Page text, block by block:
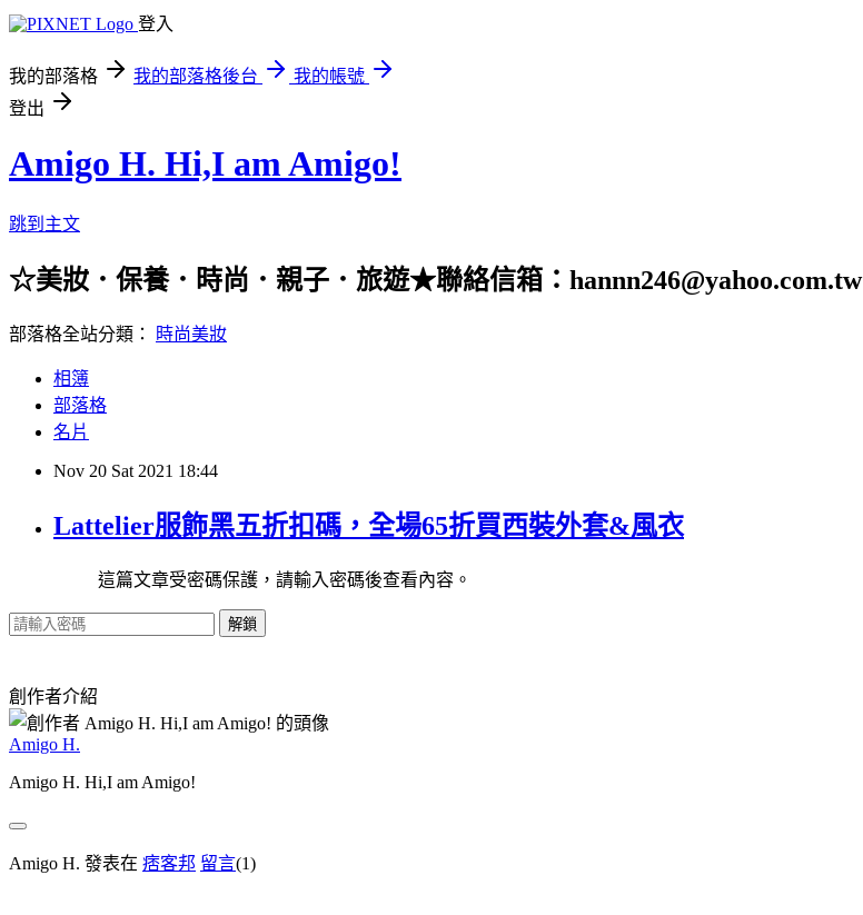
登入
我的部落格 我的部落格後台
我的帳號
登出
Amigo H. Hi,I am Amigo!
跳到主文
☆美妝．保養．時尚．親子．旅遊★聯絡信箱：hannn246@yahoo.com.tw
部落格全站分類： 時尚美妝
相簿
部落格
名片
Nov 20 Sat 2021 18:44
Lattelier服飾黑五折扣碼，全場65折買西裝外套&風衣
這篇文章受密碼保護，請輸入密碼後查看內容。
解鎖
創作者介紹
Amigo H.
Amigo H. Hi,I am Amigo!
Amigo H. 發表在 痞客邦 留言(1)